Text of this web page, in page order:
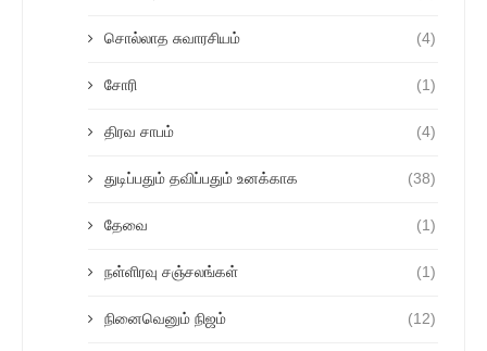
சொல்லாத சுவாரசியம் (4)
சோரி (1)
திரவ சாபம் (4)
துடிப்பதும் தவிப்பதும் உனக்காக (38)
தேவை (1)
நள்ளிரவு சஞ்சலங்கள் (1)
நினைவெனும் நிஜம் (12)